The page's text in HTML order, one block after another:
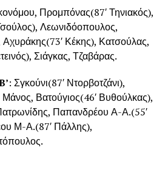
Προμπόνας(87′ Τηνιακός),
Λεωνιδόοπουλος,
Κέκης), Κατσούλας,
Σιάγκας, Τζαβάρας.
: Σγκούνι(87′ Ντορβοτζάνι),
Βατούγιος(46′ Βυθούλκας),
Παπανδρέου Α-Α.(55′
Μ-Α.(87′ Πάλλης),